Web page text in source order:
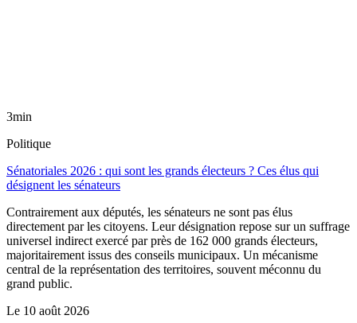
3min
Politique
Sénatoriales 2026 : qui sont les grands électeurs ? Ces élus qui
désignent les sénateurs
Contrairement aux députés, les sénateurs ne sont pas élus
directement par les citoyens. Leur désignation repose sur un suffrage
universel indirect exercé par près de 162 000 grands électeurs,
majoritairement issus des conseils municipaux. Un mécanisme
central de la représentation des territoires, souvent méconnu du
grand public.
Le 10 août 2026